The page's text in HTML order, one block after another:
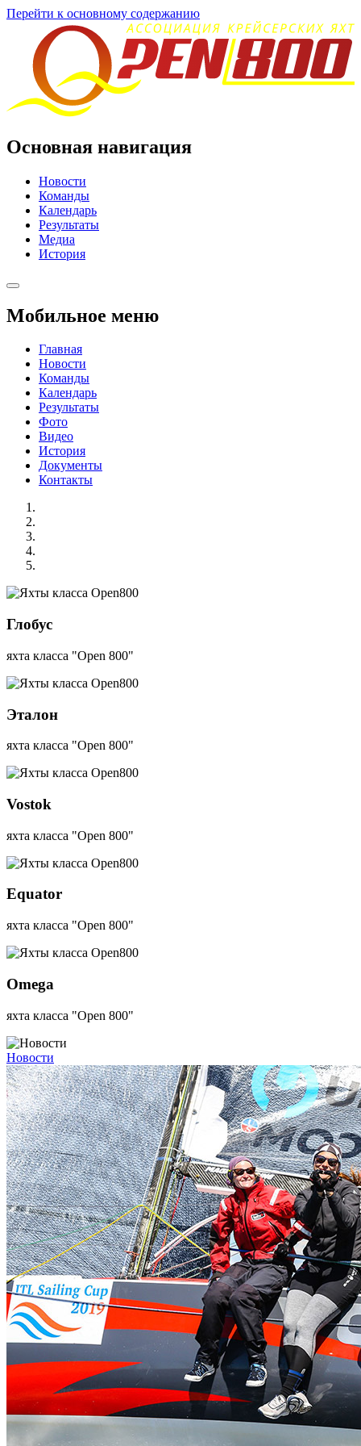
Перейти к основному содержанию
Основная навигация
Новости
Команды
Календарь
Результаты
Медиа
История
Мобильное меню
Главная
Новости
Команды
Календарь
Результаты
Фото
Видео
История
Документы
Контакты
Глобус
яхта класса "Open 800"
Эталон
яхта класса "Open 800"
Vostok
яхта класса "Open 800"
Equator
яхта класса "Open 800"
Omega
яхта класса "Open 800"
Новости